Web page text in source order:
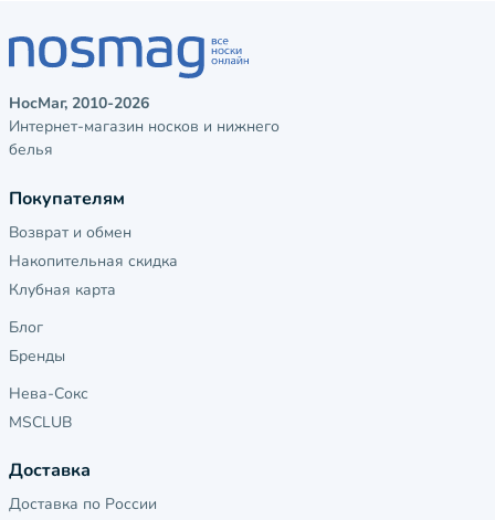
НосМаг, 2010-2026
Интернет-магазин носков и нижнего
белья
Покупателям
Возврат и обмен
Накопительная скидка
Клубная карта
Блог
Бренды
Нева-Сокс
MSCLUB
Доставка
Доставка по России